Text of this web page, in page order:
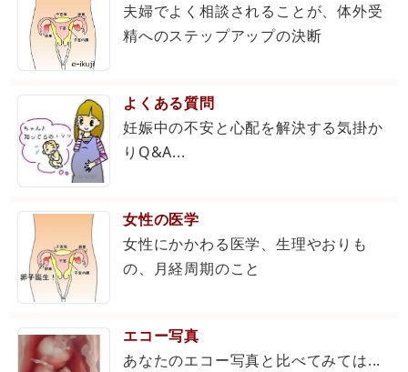
夫婦でよく相談されることが、体外受
精へのステップアップの決断
よくある質問
妊娠中の不安と心配を解決する気掛か
りQ&A...
女性の医学
女性にかかわる医学、生理やおりも
の、月経周期のこと
エコー写真
あなたのエコー写真と比べてみては...